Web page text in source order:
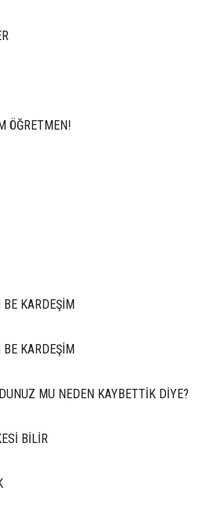
ÖĞRETMEN!
KARDEŞİM
KARDEŞİM
MU NEDEN KAYBETTİK DİYE?
BİLİR